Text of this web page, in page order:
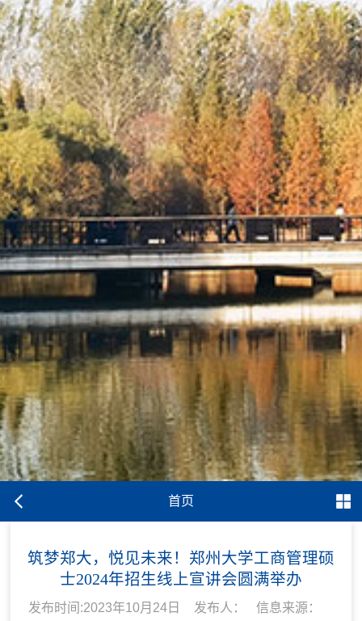
首页
筑梦郑大，悦见未来！郑州大学工商管理硕
士2024年招生线上宣讲会圆满举办
发布时间:2023年10月24日 发布人：
信息来源：